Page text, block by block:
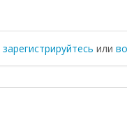
зарегистрируйтесь или